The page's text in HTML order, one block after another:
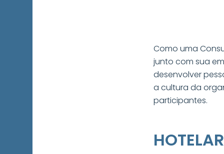
Como uma
junto com sua
desenvolver
a cultura da
participantes.